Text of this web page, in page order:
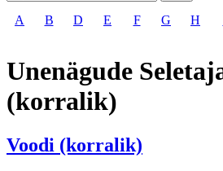
A B D E F G H
Unenägude
(korralik)
Voodi (korralik)